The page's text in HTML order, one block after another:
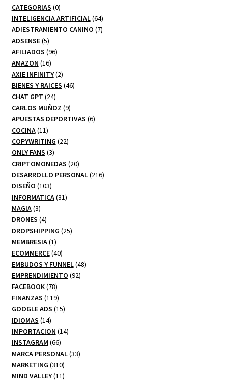
CATEGORIAS 00
productos
INTELIGENCIA ARTIFICIAL 6464
productos
ADIESTRAMIENTO CANINO 77
ADSENSE 55
productos
AFILIADOS 9696
AMAZON 1616
productos
AXIE INFINITY 22
productos
BIENES Y RAICES 4646
CHAT GPT 2424
productos
CARLOS MUÑOZ 99
productos
APUESTAS DEPORTIVAS 66
COCINA 1111
productos
COPYWRITING 2222
ONLY FANS 33
productos
CRIPTOMONEDAS 2020
productos
DESARROLLO PERSONAL 216216
DISEÑO 103103
productos
INFORMATICA 3131
MAGIA 33
productos
DRONES 44
productos
DROPSHIPPING 2525
MEMBRESIA 11
producto
ECOMMERCE 4040
productos
EMBUDOS Y FUNNEL 4848
EMPRENDIMIENTO 9292
FACEBOOK 7878
productos
FINANZAS 119119
productos
GOOGLE ADS 1515
IDIOMAS 1414
productos
IMPORTACION 1414
INSTAGRAM 6666
productos
MARCA PERSONAL 3333
MARKETING 310310
productos
MIND VALLEY 1111